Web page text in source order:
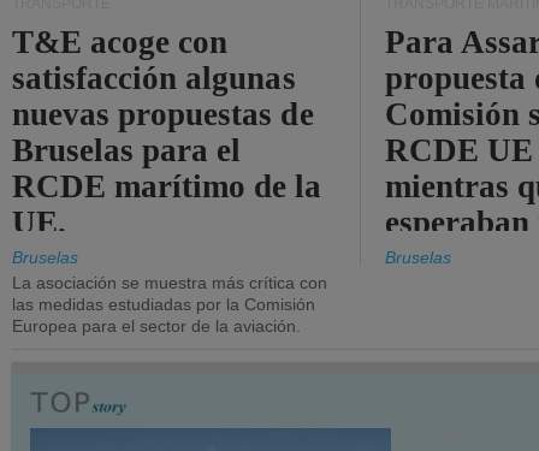
T&E acoge con
satisfacción algunas
nuevas propuestas de
Bruselas para el
RCDE marítimo de la
UE.
Bruselas
La asociación se muestra más crítica con
las medidas estudiadas por la Comisión
Europea para el sector de la aviación.
Para
propuesta
Comisión
RCDE
mientras
más
Bruselas